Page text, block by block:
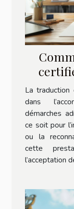
La
dans
démarches
ce soit pour
ou la
cette
l’acceptation